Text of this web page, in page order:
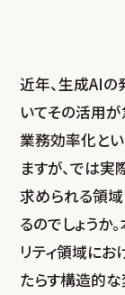
近年、生成AIの
いてその活用
業務効率化と
ますが、では
求められる領
るのでしょうか
リティ領域に
たらす構造的